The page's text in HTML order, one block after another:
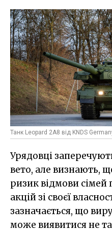
Танк Leopard 2A8 від KNDS
Урядовці
вето, але визнають,
ризик відмови сімей
акцій зі своєї
зазначається, що
може виявитися не